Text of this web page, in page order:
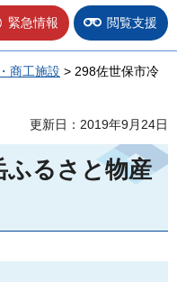
緊急情報 閲覧支援
商工施設 > 298佐世保市冷
更新日：2019年9月24日
ふるさと物産